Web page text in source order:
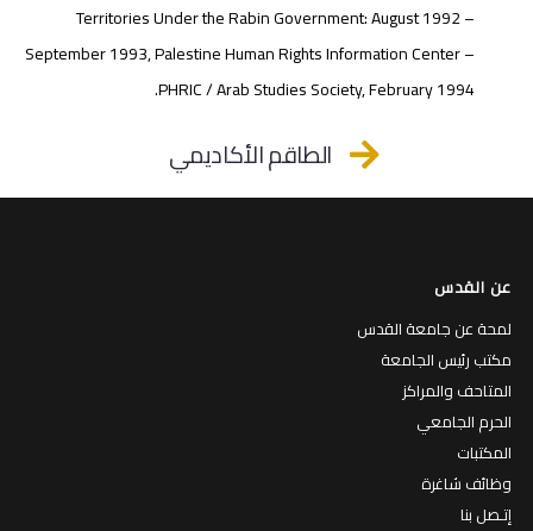
Territories Under the Rabin Government: August 1992 –
September 1993, Palestine Human Rights Information Center –
PHRIC / Arab Studies Society, February 1994.
الطاقم الأكاديمي
عن القدس
لمحة عن جامعة القدس
مكتب رئيس الجامعة
المتاحف والمراكز
الحرم الجامعي
المكتبات
وظائف شاغرة
إتـصل بنا